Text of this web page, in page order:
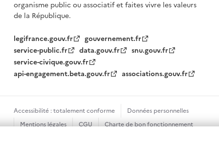
organisme publicou associatif et faites vivre les valeurs
de la République.
legifrance.gouv.fr
gouvernement.fr
service-public.fr
data.gouv.fr
snu.gouv.fr
service-civique.gouv.fr
api-engagement.beta.gouv.fr
associations.gouv.fr
Accessibilité : totalement conforme
Données personnelles
Mentions légales
CGU
Charte de bon fonctionnement